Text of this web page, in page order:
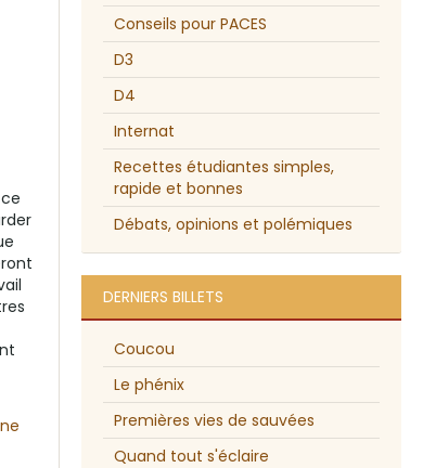
Conseils pour PACES
D3
D4
Internat
Recettes étudiantes simples,
rapide et bonnes
Débats, opinions et polémiques
DERNIERS BILLETS
Coucou
Le phénix
Premières vies de sauvées
Quand tout s'éclaire